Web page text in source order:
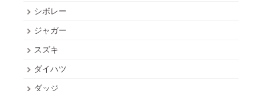
シボレー
ジャガー
スズキ
ダイハツ
ダッジ